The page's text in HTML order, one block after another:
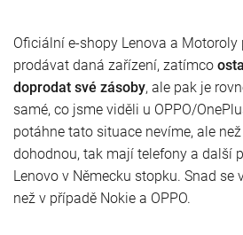
Oficiální e-shopy Lenova a
prodávat daná zařízení, zatímco
doprodat své zásoby, ale pak je
samé, co jsme viděli u OPPO/
potáhne tato situace nevíme, ale
dohodnou, tak mají telefony a další
Lenovo v Německu stopku. Snad
než v případě Nokie a OPPO.